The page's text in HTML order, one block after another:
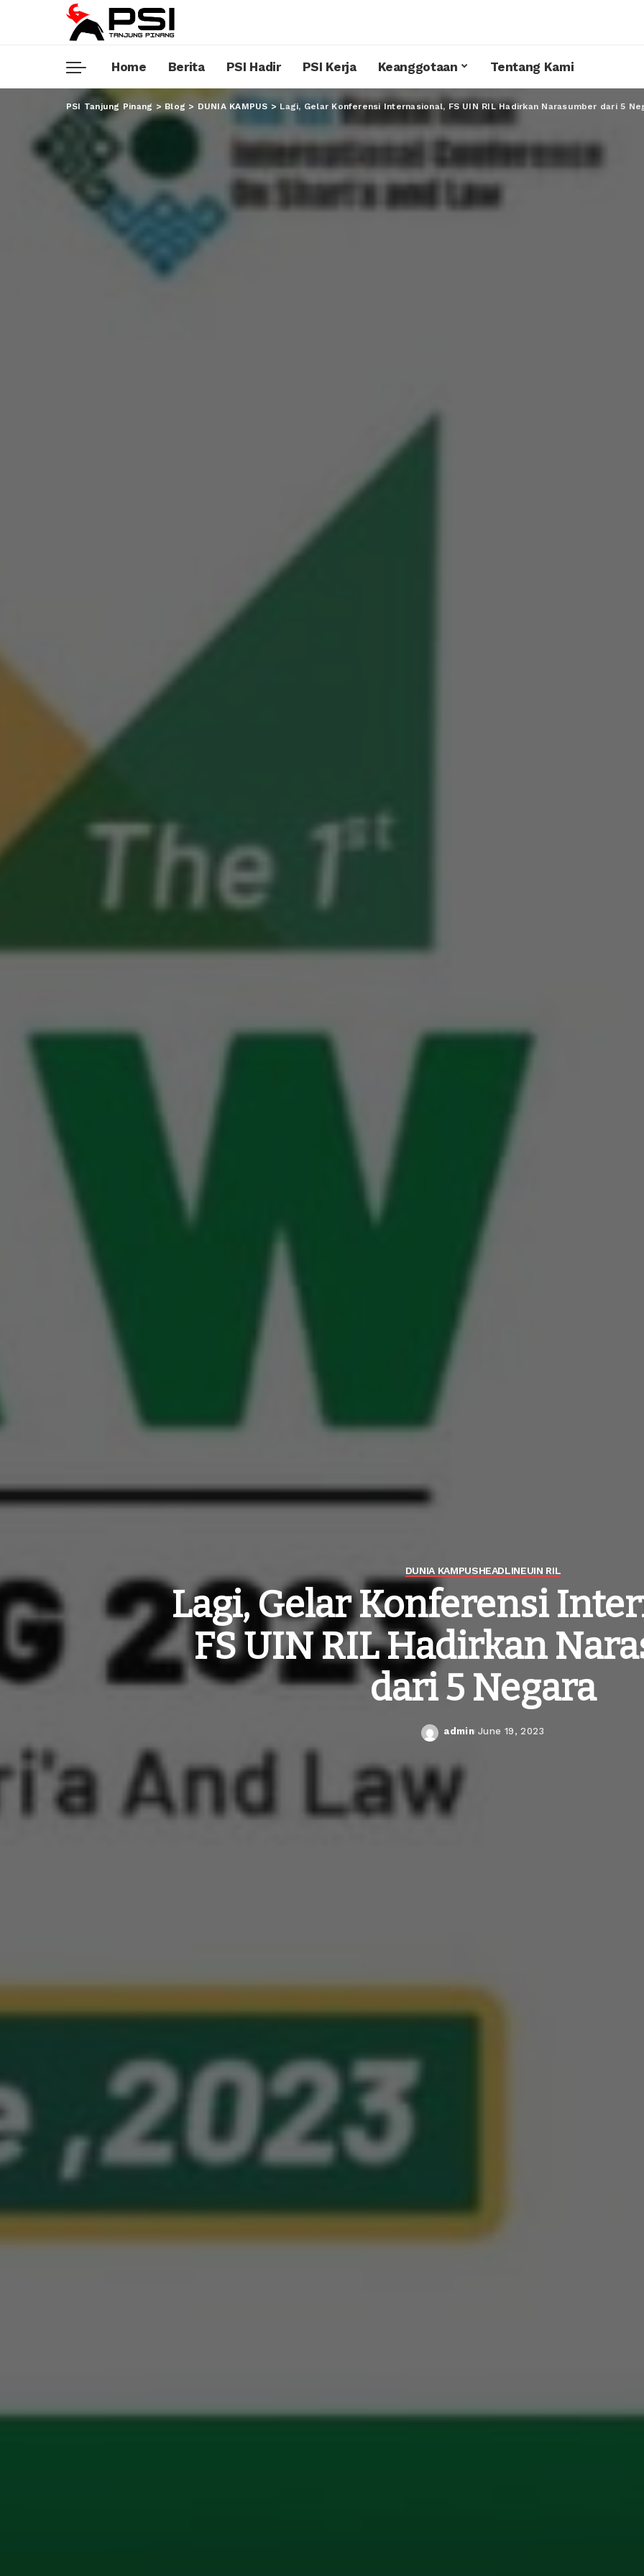
Home Berita PSI Hadir PSI Kerja Keanggotaan Tentang Kami
PSI Tanjung Pinang > Blog > DUNIA KAMPUS > Lagi, Gelar Konferensi Internasional, FS UIN RIL Hadirkan Narasumber dari 5
DUNIA KAMPUSHEADLINEUIN RIL
Lagi, Gelar Konferensi
FS UIN RIL Hadirkan
dari 5 Negara
Posted
admin June 19, 2023